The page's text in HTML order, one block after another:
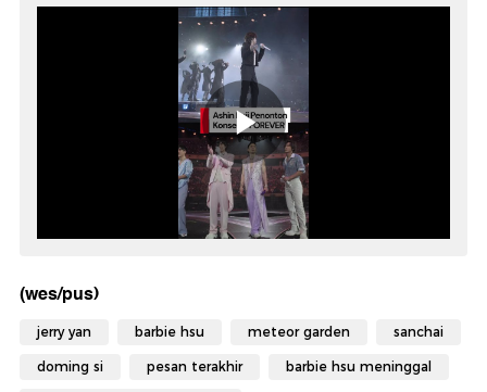
(wes/pus)
jerry yan barbie hsu meteor garden sanchai
doming si pesan terakhir barbie hsu meninggal